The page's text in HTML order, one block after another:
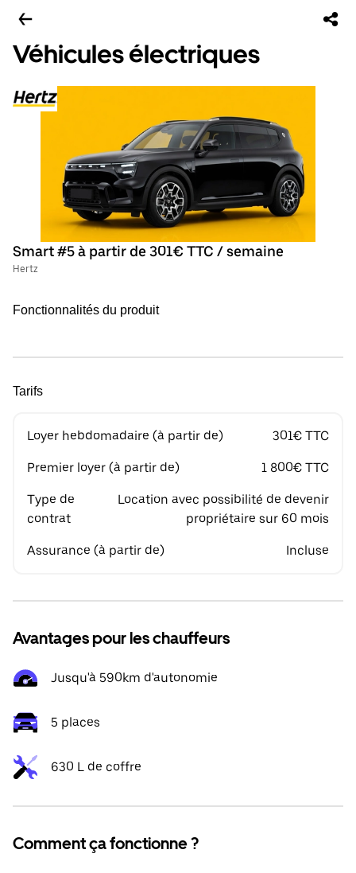
Véhicules électriques
Smart #5 à partir de 301€ TTC / semaine
Hertz
Fonctionnalités du produit
Tarifs
Loyer hebdomadaire (à partir de) 301€ TTC
Premier loyer (à partir de) 1 800€ TTC
Type de
contrat
Location avec possibilité de devenir
propriétaire sur 60 mois
Assurance (à partir de) Incluse
Avantages pour les chauffeurs
Jusqu'à 590km d'autonomie
5 places
630 L de coffre
Comment ça fonctionne ?